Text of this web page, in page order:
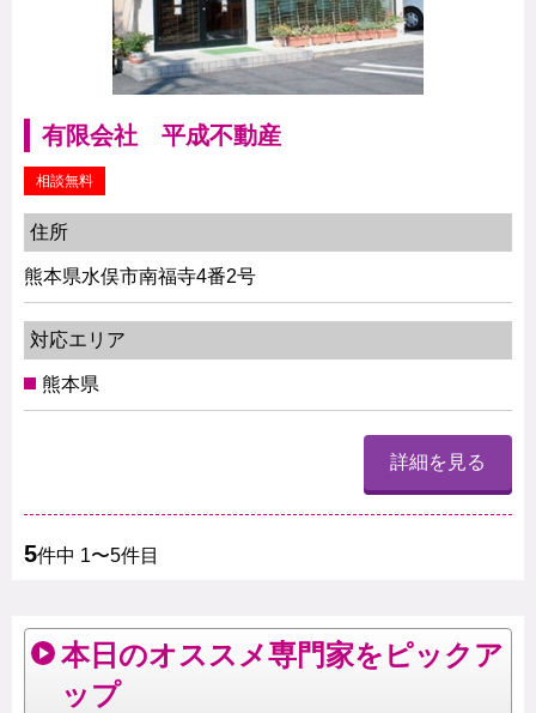
有限会社 平成不動産
相談無料
住所
熊本県水俣市南福寺4番2号
対応エリア
熊本県
詳細を見る
5件中 1〜5件目
本日のオススメ専門家をピックア
ップ